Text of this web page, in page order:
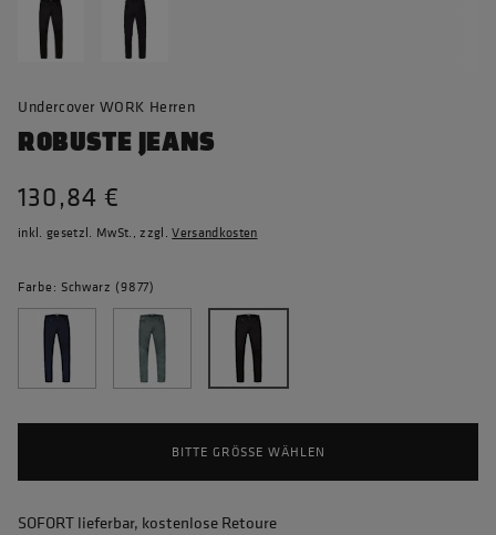
Undercover WORK Herren
ROBUSTE JEANS
130,84 €
inkl. gesetzl. MwSt., zzgl.Versandkosten
Farbe: Schwarz (9877)
BITTE GRÖSSE WÄHLEN
SOFORT lieferbar, kostenlose Retoure